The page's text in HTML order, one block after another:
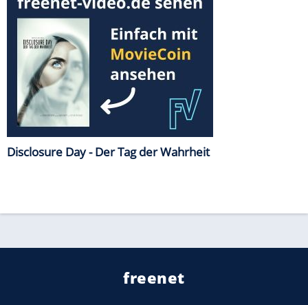
Disclosure Day - Der Tag der Wahrheit
freenet